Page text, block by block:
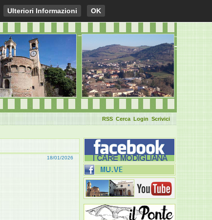
Scrivici
Login
Cerca
RSS
18/01/2026
Ulteriori Informazioni OK